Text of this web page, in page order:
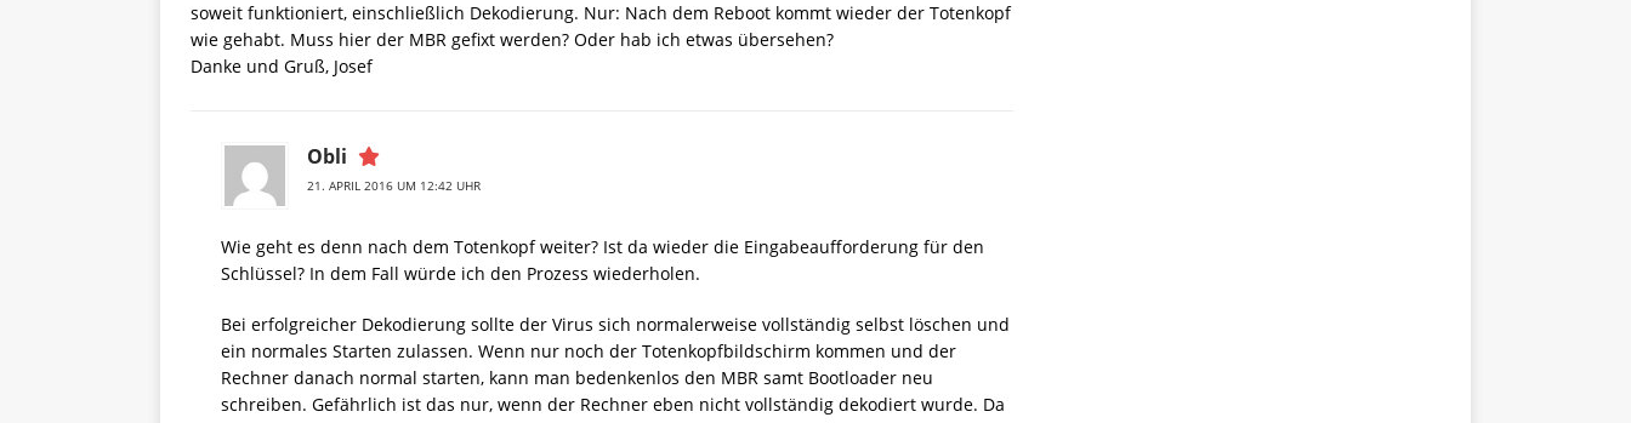
soweit funktioniert, einschließlich Dekodierung. Nur: Nach dem Reboot kommt wieder der Totenkopf
wie gehabt. Muss hier der MBR gefixt werden? Oder hab ich etwas übersehen?
Danke und Gruß, Josef
Obli
21. APRIL 2016 UM 12:42 UHR
Wie geht es denn nach dem Totenkopf weiter? Ist da wieder die Eingabeaufforderung für den
Schlüssel? In dem Fall würde ich den Prozess wiederholen.
Bei erfolgreicher Dekodierung sollte der Virus sich normalerweise vollständig selbst löschen und
ein normales Starten zulassen. Wenn nur noch der Totenkopfbildschirm kommen und der
Rechner danach normal starten, kann man bedenkenlos den MBR samt Bootloader neu
schreiben. Gefährlich ist das nur, wenn der Rechner eben nicht vollständig dekodiert wurde. Da